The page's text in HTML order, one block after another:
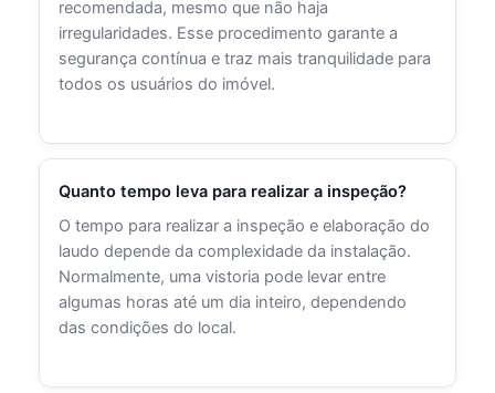
recomendada, mesmo que não haja
irregularidades. Esse procedimento garante a
segurança contínua e traz mais tranquilidade para
todos os usuários do imóvel.
Quanto tempo leva para realizar a inspeção?
O tempo para realizar a inspeção e elaboração do
laudo depende da complexidade da instalação.
Normalmente, uma vistoria pode levar entre
algumas horas até um dia inteiro, dependendo
das condições do local.